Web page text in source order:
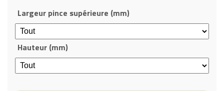
Largeur pince supérieure (mm)
Hauteur (mm)